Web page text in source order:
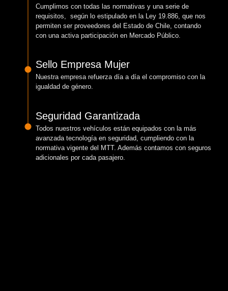
Cumplimos con todas las normativas y una serie de
requisitos, según lo estipulado en la Ley 19.886, que nos
permiten ser proveedores del Estado de Chile, contando
con una activa participación en Mercado Público.
Sello Empresa Mujer
Nuestra empresa refuerza día a día el compromiso con la
igualdad de género.
Seguridad Garantizada
Todos nuestros vehículos están equipados con la más
avanzada tecnología en seguridad, cumpliendo con la
normativa vigente del MTT. Además contamos con seguros
adicionales por cada pasajero.